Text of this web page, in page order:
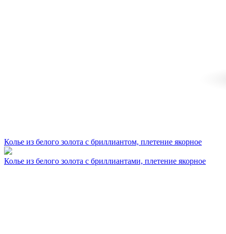
Колье из белого золота с бриллиантом, плетение якорное
Колье из белого золота с бриллиантами, плетение якорное